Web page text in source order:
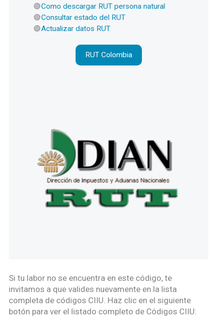
Como descargar RUT persona natural
Consultar estado del RUT
Actualizar datos RUT
RUT Colombia
Si tu labor no se encuentra en este código, te
invitamos a que valides nuevamente en la lista
completa de códigos CIIU. Haz clic en el siguiente
botón para ver el listado completo de Códigos CIIU: